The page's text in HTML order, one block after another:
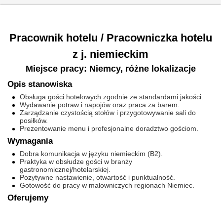
Pracownik hotelu / Pracowniczka hotelu
z j. niemieckim
Miejsce pracy: Niemcy, różne lokalizacje
Opis stanowiska
Obsługa gości hotelowych zgodnie ze standardami jakości.
Wydawanie potraw i napojów oraz praca za barem.
Zarządzanie czystością stołów i przygotowywanie sali do
posiłków.
Prezentowanie menu i profesjonalne doradztwo gościom.
Wymagania
Dobra komunikacja w języku niemieckim (B2).
Praktyka w obsłudze gości w branży
gastronomicznej/hotelarskiej.
Pozytywne nastawienie, otwartość i punktualność.
Gotowość do pracy w malowniczych regionach Niemiec.
Oferujemy